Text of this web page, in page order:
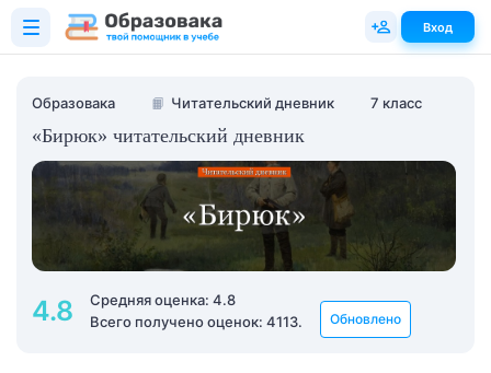
Образовака 📙 Читательский дневник 7 класс
«Бирюк» читательский дневник
4.8
Средняя оценка: 4.8
Всего получено оценок: 4113.
Обновлено
Вход